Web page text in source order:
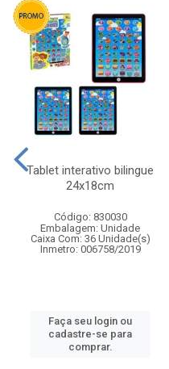
Tablet interativo bilingue
24x18cm
Código: 830030
Embalagem: Unidade
Caixa Com: 36 Unidade(s)
Inmetro: 006758/2019
Faça seu login ou
cadastre-se para
comprar.